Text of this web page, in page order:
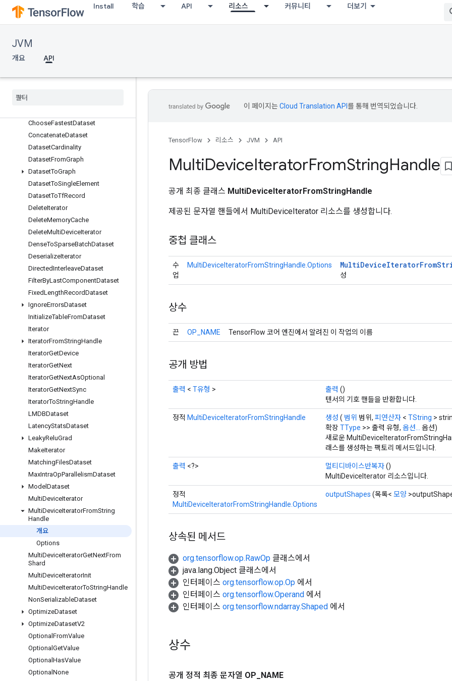
Install 학습 API 리소스 커뮤니티 더보기
JVM
개요 API
AnonymousMemoryCache
AnonymousMultiDeviceIterator
AssertNextDataset
AutoShardDataset
BytesProducedStatsDataset
ChooseFastestDataset
ConcatenateDataset
DatasetCardinality
DatasetFromGraph
DatasetToGraph
DatasetToSingleElement
DatasetToTfRecord
DeleteIterator
DeleteMemoryCache
DeleteMultiDeviceIterator
DenseToSparseBatchDataset
DeserializeIterator
DirectedInterleaveDataset
FilterByLastComponentDataset
FixedLengthRecordDataset
IgnoreErrorsDataset
InitializeTableFromDataset
Iterator
IteratorFromStringHandle
IteratorGetDevice
IteratorGetNext
IteratorGetNextAsOptional
IteratorGetNextSync
IteratorToStringHandle
LMDBDataset
LatencyStatsDataset
LeakyReluGrad
MakeIterator
MatchingFilesDataset
MaxIntraOpParallelismDataset
Model Dataset
MultiDeviceIterator
MultiDeviceIteratorFromString
Handle
개요
Options
MultiDeviceIteratorGetNextFrom
Shard
MultiDeviceIteratorInit
MultiDeviceIteratorToStringHandle
NonSerializableDataset
OptimizeDataset
OptimizeDatasetV2
Optional FromValue
Optional GetValue
Optional HasValue
Optional None
이 페이지는Cloud Translation API 를 통해 번역되었습니다.
TensorFlow 리소스 JVM API
MultiDeviceIteratorFromStringHandle
공개 최종 클래스 MultiDeviceIteratorFromStringHandle
제공된 문자열 핸들에서 MultiDeviceIterator 리소스를 생성합니다.
중첩 클래스
수
업
MultiDeviceIteratorFromStringHandle.Options MultiDeviceIteratorFrom
성
상수
끈 OP_NAME TensorFlow 코어 엔진에서 알려진 이 작업의 이름
공개 방법
출력 < T유형 > 출력 ()
텐서의 기호 핸들을 반환합니다.
정적 MultiDeviceIteratorFromStringHandle 생성 ( 범위 범위, 피연산자 < TString >
확장 TType >> 출력 유형, 옵션...
옵션)
새로운
래스를 생성하는 팩토리 메서드입니다.
출력 <?> 멀티디바이스반복자()
MultiDeviceIterator 리소스입니다.
정적
MultiDeviceIteratorFromStringHandle.Options
outputShapes (목록< 모양
상속된 메서드
org.tensorflow.op.RawOp 클래스에서
java.lang.Object 클래스에서
인터페이스 org.tensorflow.op.Op 에서
인터페이스 org.tensorflow.Operand 에서
인터페이스 org.tensorflow.ndarray.Shaped 에서
상수
공개 정적 최종 문자열 OP NAME